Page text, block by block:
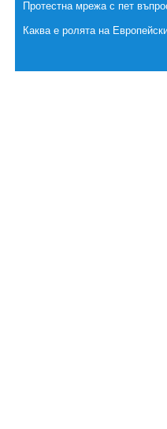
Протестна мрежа с пет
Каква е ролята на